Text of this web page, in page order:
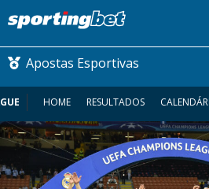
Apostas Esportivas
CONMEBOL
FUTEBOL NACIONAL
HOME RESULTADOS